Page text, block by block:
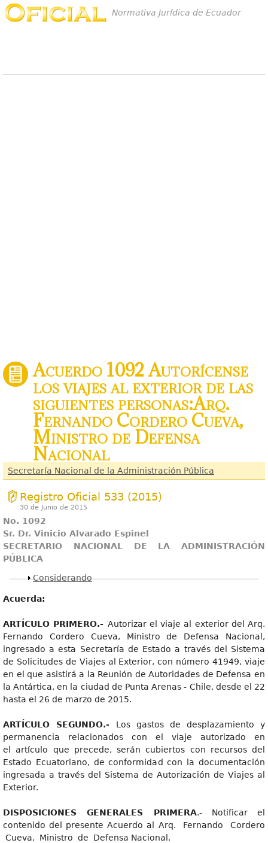
Normativa Jurídica de Ecuador
Acuerdo 1092 Autorícense
los viajes al exterior de las
siguientes personas:Arq.
Fernando Cordero Cueva,
Ministro de Defensa
Nacional
Secretaría Nacional de la Administración Pública
Registro Oficial 533 (2015)
30 de Junio de 2015
No. 1092
Sr. Dr. Vinicio Alvarado Espinel
SECRETARIO NACIONAL DE LA ADMINISTRACIÓN
PÚBLICA
Mostrar
Considerando
Acuerda:
ARTÍCUL O PRIMERO.- Autorizar el viaje al exterior del Arq.
Fernando Cordero Cueva, Ministro de Defensa Nacional,
ingresado a esta Secretaría de Estado a través del Sistema
de Solicitudes de Viajes al Exterior, con número 41949, viaje
en el que asistirá a la Reunión de Autoridades de Defensa en
la Antártica, en la ciudad de Punta Arenas - Chile, desde el 22
hasta el 26 de marzo de 2015.
ARTÍCUL O SEGUNDO.- Los gastos de desplazamiento y
permanencia relacionados con el viaje autorizado en
el artículo que precede, serán cubiertos con recursos del
Estado Ecuatoriano, de conformidad con la documentación
ingresada a través del Sistema de Autorización de Viajes al
Exterior.
DISPOSICIONES GENERALES PRIMERA.- Notificar el
contenido del presente Acuerdo al Arq. Fernando Cordero
Cueva, Ministro de Defensa Nacional.